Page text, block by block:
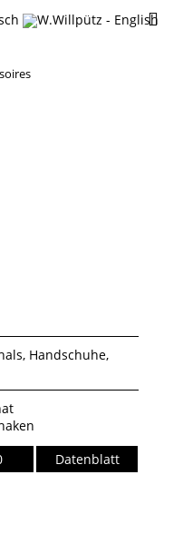
Handschuhe,
Datenblatt